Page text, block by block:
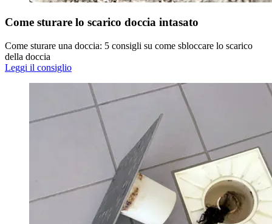
Come sturare lo scarico doccia intasato
Come sturare una doccia: 5 consigli su come sbloccare lo scarico
della doccia
Leggi il consiglio